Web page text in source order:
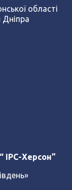
області
IPC-Херсон”